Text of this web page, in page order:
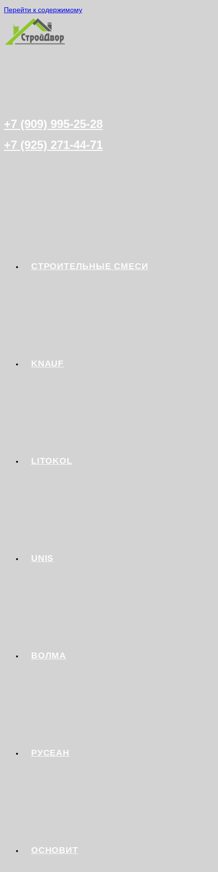
Перейти к содержимому
+7 (909) 995-25-28
+7 (925) 271-44-71
СТРОИТЕЛЬНЫЕ СМЕСИ
KNAUF
LITOKOL
UNIS
ВОЛМА
РУСЕАН
ОСНОВИТ